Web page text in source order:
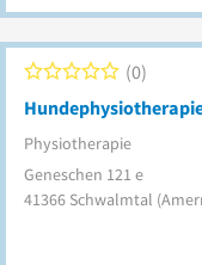
Physiotherapie
0
Geneschen 121 e
41366 Schwalmtal